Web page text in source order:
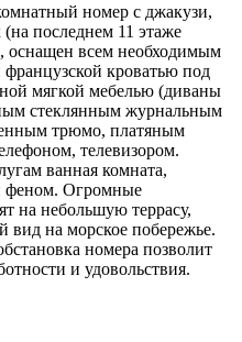
номер с джакузи,
последнем 11 этаже
оснащен всем необходимым
кроватью под
мягкой мебелью (диваны
стеклянным журнальным
трюмо, платяным
телевизором.
ванная комната,
феном. Огромные
на небольшую террасу,
вид на морское побережье.
номера позволит
и удовольствия.